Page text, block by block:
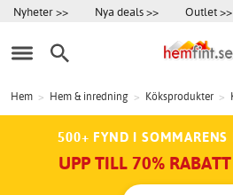
Nyheter >> Nya deals >> Outlet >>
Hem > Hem & inredning > Köksprodukter >
500+ FYND I SOMMARENS
UPP TILL 70%